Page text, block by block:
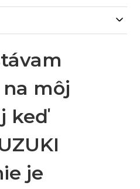
môj
keď
je